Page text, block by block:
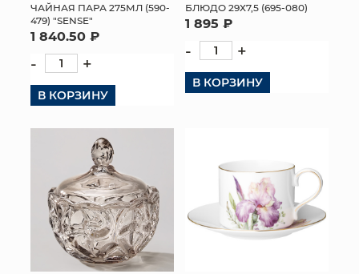
ЧАЙНАЯ ПАРА 275МЛ (590-
479) "SENSE"
1 840.50 ₽
- +
В КОРЗИНУ
БЛЮДО 29Х7,5 (695-080)
1 895 ₽
- +
В КОРЗИНУ